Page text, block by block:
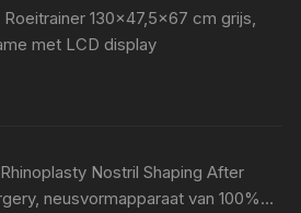
Roeitrainer 130x47,5x67 cm grijs,
met LCD display
Nostril Shaping After
neusvormapparaat van 100%